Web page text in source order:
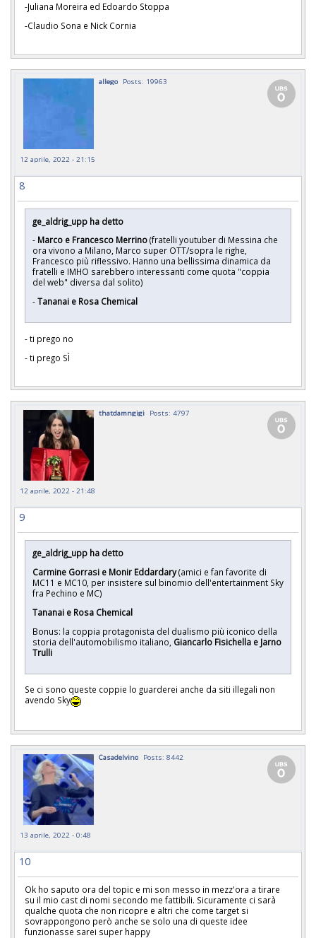
-Juliana Moreira ed Edoardo Stoppa
-Claudio Sona e Nick Cornia
allego Posts: 19963
12 aprile, 2022 - 21:15
8
ge_aldrig_upp ha detto
- Marco e Francesco Merrino(fratelli youtuber di Messina che
ora vivono a Milano, Marco super OTT/sopra le righe,
Francesco più riflessivo. Hanno una bellissima dinamica da
fratelli e IMHO sarebbero interessanti come quota "coppia
del web" diversa dal solito)
-Tananai e Rosa Chemical
- ti prego no
- ti prego SÌ
thatdamngigi Posts: 4797
12 aprile, 2022 - 21:48
9
ge_aldrig_upp ha detto
Carmine Gorrasi e Monir Eddardary(amici e fan favorite di
MC11 e MC10, per insistere sul binomio dell'entertainment Sky
fra Pechino e MC)
Tananai e Rosa Chemical
Bonus: la coppia protagonista del dualismo più iconico della
storia dell'automobilismo italiano, Giancarlo Fisichella e Jarno
Trulli
Se ci sono queste coppie lo guarderei anche da siti illegali non
avendo Sky
Casadelvino Posts: 8442
13 aprile, 2022 - 0:48
10
Ok ho saputo ora del topic e mi son messo in mezz'ora a tirare
su il mio cast di nomi secondo me fattibili. Sicuramente ci sarà
qualche quota che non ricopre e altri che come target si
sovrappongono però anche se solo una di queste idee
funzionasse sarei super happy